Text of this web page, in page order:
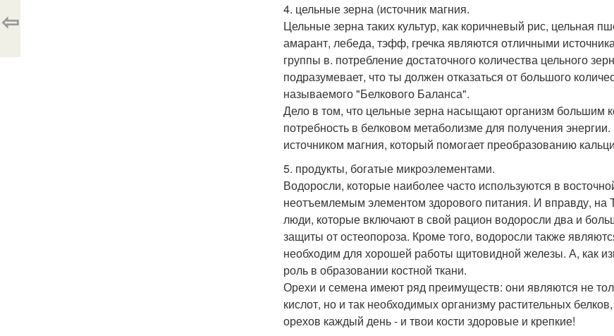
4. цельные зерна (источник магния.
Цельные зерна таких культур, как коричневый рис, цельная
амарант, лебеда, тэфф, гречка являются отличными
группы в. потребление достаточного количества цельного
подразумевает, что ты должен отказаться от большого
называемого "Белкового Баланса".
Дело в том, что цельные зерна насыщают организм большим
потребность в белковом метаболизме для получения
источником магния, который помогает преобразованию
5. продукты, богатые микроэлементами.
Водоросли, которые наиболее часто используются в
неотъемлемым элементом здорового питания. И вправду, на
люди, которые включают в свой рацион водоросли два и
защиты от остеопороза. Кроме того, водоросли также
необходим для хорошей работы щитовидной железы. А, как
роль в образовании костной ткани.
Орехи и семена имеют ряд преимуществ: они являются не
кислот, но и так необходимых организму растительных
орехов каждый день - и твои кости здоровые и крепкие!
⇦